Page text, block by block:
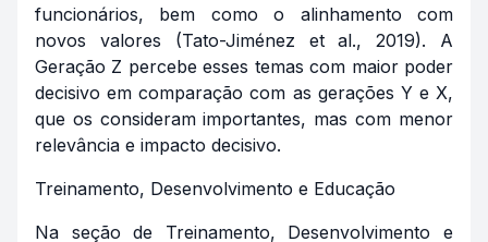
funcionários, bem como o alinhamento com
novos valores (Tato-Jiménez et al., 2019). A
Geração Z percebe esses temas com maior poder
decisivo em comparação com as gerações Y e X,
que os consideram importantes, mas com menor
relevância e impacto decisivo.
Treinamento, Desenvolvimento e Educação
Na seção de Treinamento, Desenvolvimento e